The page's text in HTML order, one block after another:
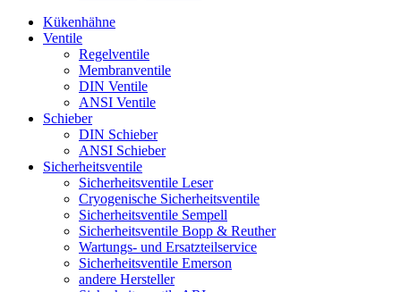
Kükenhähne
Ventile
Regelventile
Membranventile
DIN Ventile
ANSI Ventile
Schieber
DIN Schieber
ANSI Schieber
Sicherheitsventile
Sicherheitsventile Leser
Cryogenische Sicherheitsventile
Sicherheitsventile Sempell
Sicherheitsventile Bopp & Reuther
Wartungs- und Ersatzteilservice
Sicherheitsventile Emerson
andere Hersteller